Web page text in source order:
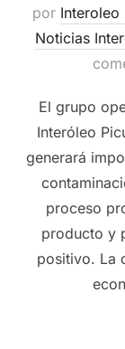
por Interoleo
Noticias
El grupo
Interóleo
generará
proceso
producto y
positivo. La